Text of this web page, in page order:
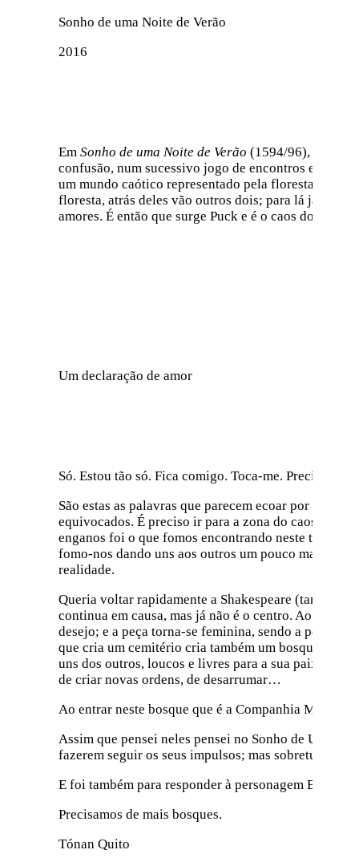
Sonho de uma Noite de Verão
2016
Em Sonho de uma Noite de Verão (1594/96),
confusão, num sucessivo jogo de encontros e
um mundo caótico representado pela floresta onde
floresta, atrás deles vão outros dois; para lá já tinha
amores. É então que surge Puck e é o caos do
Um declaração de amor
Só. Estou tão só. Fica comigo. Toca-me. Preciso de ti.
São estas as palavras que parecem ecoar por toda
equivocados. É preciso ir para a zona do caos, o
enganos foi o que fomos encontrando neste texto:
fomo-nos dando uns aos outros um pouco mais dia-
realidade.
Queria voltar rapidamente a Shakespeare (também
continua em causa, mas já não é o centro. Ao
desejo; e a peça torna-se feminina, sendo a
que cria um cemitério cria também um bosque
uns dos outros, loucos e livres para a sua paixão. E
de criar novas ordens, de desarrumar…
Ao entrar neste bosque que é a Companhia Maior,
Assim que pensei neles pensei no Sonho de Uma
fazerem seguir os seus impulsos; mas sobretudo
E foi também para responder à personagem
Precisamos de mais bosques.
Tónan Quito